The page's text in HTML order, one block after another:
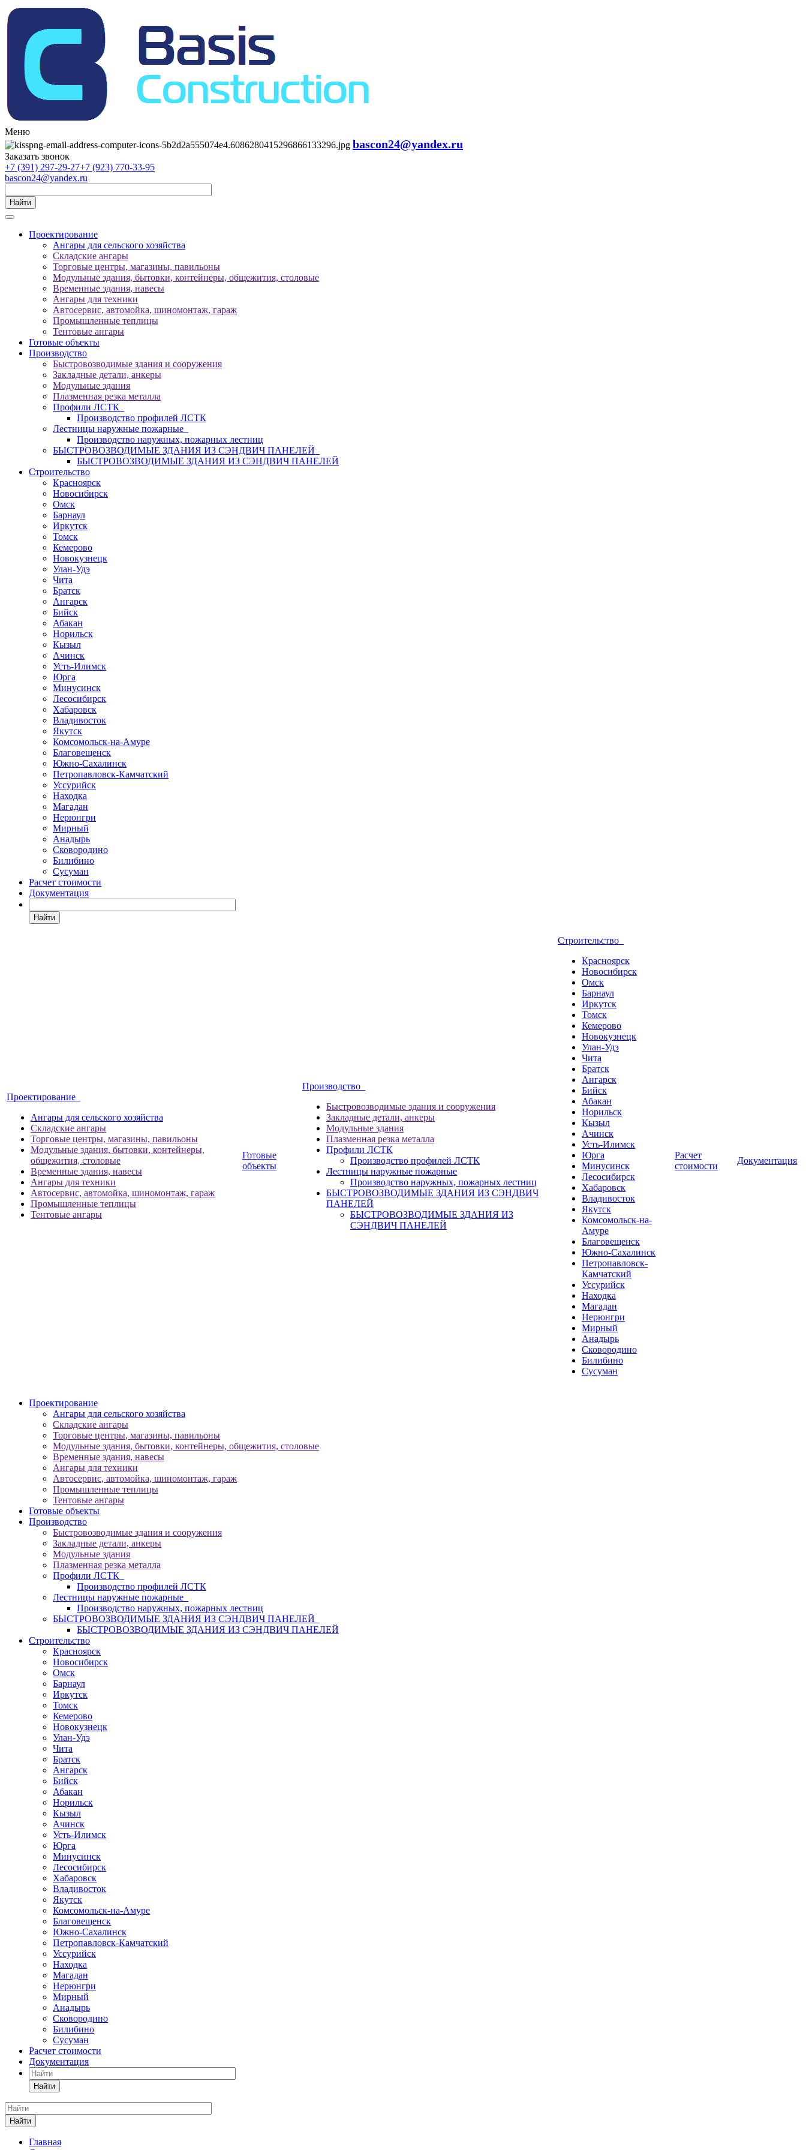
Меню
bascon24@yandex.ru
Заказать звонок
+7 (391) 297-29-27+7 (923) 770-33-95
bascon24@yandex.ru
Найти
Проектирование
Ангары для сельского хозяйства
Складские ангары
Торговые центры, магазины, павильоны
Модульные здания, бытовки, контейнеры, общежития, столовые
Временные здания, навесы
Ангары для техники
Автосервис, автомойка, шиномонтаж, гараж
Промышленные теплицы
Тентовые ангары
Готовые объекты
Производство
Быстровозводимые здания и сооружения
Закладные детали, анкеры
Модульные здания
Плазменная резка металла
Профили ЛСТК
Производство профилей ЛСТК
Лестницы наружные пожарные
Производство наружных, пожарных лестниц
БЫСТРОВОЗВОДИМЫЕ ЗДАНИЯ ИЗ СЭНДВИЧ ПАНЕЛЕЙ
БЫСТРОВОЗВОДИМЫЕ ЗДАНИЯ ИЗ СЭНДВИЧ ПАНЕЛЕЙ
Строительство
Красноярск
Новосибирск
Омск
Барнаул
Иркутск
Томск
Кемерово
Новокузнецк
Улан-Удэ
Чита
Братск
Ангарск
Бийск
Абакан
Норильск
Кызыл
Ачинск
Усть-Илимск
Юрга
Минусинск
Лесосибирск
Хабаровск
Владивосток
Якутск
Комсомольск-на-Амуре
Благовещенск
Южно-Сахалинск
Петропавловск-Камчатский
Уссурийск
Находка
Магадан
Нерюнгри
Мирный
Анадырь
Сковородино
Билибино
Сусуман
Расчет стоимости
Документация
Найти
Проектирование
Ангары для сельского хозяйства
Складские ангары
Торговые центры, магазины, павильоны
Модульные здания, бытовки, контейнеры,
общежития, столовые
Временные здания, навесы
Ангары для техники
Автосервис, автомойка, шиномонтаж, гараж
Промышленные теплицы
Тентовые ангары
Готовые
объекты
Производство
Быстровозводимые здания и сооружения
Закладные детали, анкеры
Модульные здания
Плазменная резка металла
Профили ЛСТК
Производство профилей ЛСТК
Лестницы наружные пожарные
Производство наружных, пожарных лестниц
БЫСТРОВОЗВОДИМЫЕ ЗДАНИЯ ИЗ СЭНДВИЧ
ПАНЕЛЕЙ
БЫСТРОВОЗВОДИМЫЕ ЗДАНИЯ ИЗ
СЭНДВИЧ ПАНЕЛЕЙ
Строительство
Красноярск
Новосибирск
Омск
Барнаул
Иркутск
Томск
Кемерово
Новокузнецк
Улан-Удэ
Чита
Братск
Ангарск
Бийск
Абакан
Норильск
Кызыл
Ачинск
Усть-Илимск
Юрга
Минусинск
Лесосибирск
Хабаровск
Владивосток
Якутск
Комсомольск-на-
Амуре
Благовещенск
Южно-Сахалинск
Петропавловск-
Камчатский
Уссурийск
Находка
Магадан
Нерюнгри
Мирный
Анадырь
Сковородино
Билибино
Сусуман
Расчет
стоимости
Документация
Проектирование
Ангары для сельского хозяйства
Складские ангары
Торговые центры, магазины, павильоны
Модульные здания, бытовки, контейнеры, общежития, столовые
Временные здания, навесы
Ангары для техники
Автосервис, автомойка, шиномонтаж, гараж
Промышленные теплицы
Тентовые ангары
Готовые объекты
Производство
Быстровозводимые здания и сооружения
Закладные детали, анкеры
Модульные здания
Плазменная резка металла
Профили ЛСТК
Производство профилей ЛСТК
Лестницы наружные пожарные
Производство наружных, пожарных лестниц
БЫСТРОВОЗВОДИМЫЕ ЗДАНИЯ ИЗ СЭНДВИЧ ПАНЕЛЕЙ
БЫСТРОВОЗВОДИМЫЕ ЗДАНИЯ ИЗ СЭНДВИЧ ПАНЕЛЕЙ
Строительство
Красноярск
Новосибирск
Омск
Барнаул
Иркутск
Томск
Кемерово
Новокузнецк
Улан-Удэ
Чита
Братск
Ангарск
Бийск
Абакан
Норильск
Кызыл
Ачинск
Усть-Илимск
Юрга
Минусинск
Лесосибирск
Хабаровск
Владивосток
Якутск
Комсомольск-на-Амуре
Благовещенск
Южно-Сахалинск
Петропавловск-Камчатский
Уссурийск
Находка
Магадан
Нерюнгри
Мирный
Анадырь
Сковородино
Билибино
Сусуман
Расчет стоимости
Документация
Найти
Найти
Главная